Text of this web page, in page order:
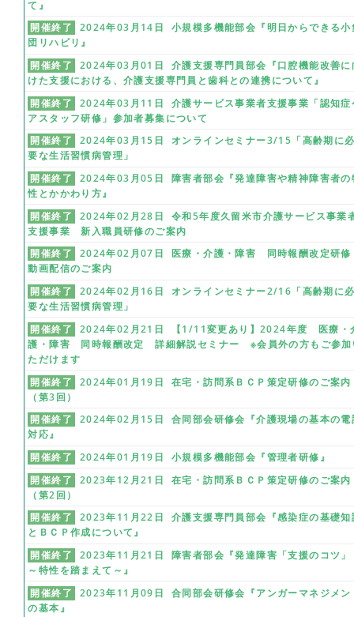
て』
開催終了
2024年03月14日 小規模多機能部会『明日からできる小
団リハビリ』
開催終了
2024年03月01日 介護支援専門員部会『口腔機能改善に
けた支援における、介護支援専門員と歯科との連携について』
開催終了
2024年03月11日 介護サービス事業者支援事業「認知症
アスタッフ研修」参加者募集について
開催終了
2024年03月15日 オンラインセミナー3/15「高齢期に
要な生活習慣病管理」
開催終了
2024年03月05日 障害者部会『発達障害や精神障害者の
性とかかわり方』
開催終了
2024年02月28日 令和5年度久留米市介護サービス事業
支援事業 新入職員研修のご案内
開催終了
2024年02月07日 医療・介護・障害 同時報酬改定研
動画配信のご案内
開催終了
2024年02月16日 オンラインセミナー2/16「高齢期に
要な生活習慣病管理」
開催終了
2024年02月21日 【1/11変更あり】2024年度 医療・
護・障害 同時報酬改定 詳細解説セミナー ※会員外の方もご参加
ただけます
開催終了
2024年01月19日 在宅・訪問系ＢＣＰ策定研修のご案内
（第3回）
開催終了
2024年02月15日 合同部会研修会『介護現場の基本の電
対応』
開催終了
2024年01月19日 小規模多機能部会『管理者研修』
開催終了
2023年12月21日 在宅・訪問系ＢＣＰ策定研修のご案内
（第2回）
開催終了
2023年11月22日 介護支援専門員部会『感染症の基礎知
とＢＣＰ作成について』
開催終了
2023年11月21日 障害者部会『発達障害「支援のコツ」
～特性を踏まえて～』
開催終了
2023年11月09日 合同部会研修会『アンガーマネジメン
の基本』